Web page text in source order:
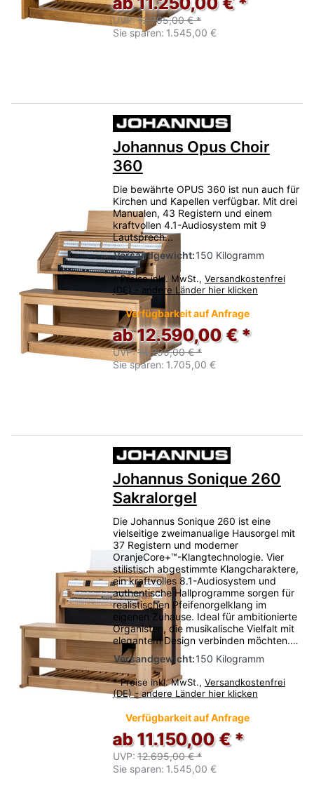
UVP:12.795,00 € *
Sie sparen: 1.545,00 €
Johannus Opus Choir
360
Die bewährte OPUS 360 ist nun auch für
Kirchen und Kapellen verfügbar. Mit drei
Manualen, 43 Registern und einem
kraftvollen 4.1-Audiosystem mit 9
Lautsprech...
Versandgewicht:150 Kilogramm
* Preise inkl. MwSt., Versandkostenfrei
(DE) - andere Länder hier klicken
Verfügbarkeit auf Anfrage
ab 12.590,00 € *
UVP:14.295,00 € *
Sie sparen: 1.705,00 €
Johannus Sonique 260
Sakralorgel
Die Johannus Sonique 260 ist eine
vielseitige zweimanualige Hausorgel mit
37 Registern und moderner
OranjeCore+™-Klangtechnologie. Vier
stilistisch abgestimmte Klangcharaktere,
ein kraftvolles 8.1-Audiosystem und
authentische Hallprogramme sorgen für
realistischen Pfeifenorgelklang im
eigenen Zuhause. Ideal für ambitionierte
Organisten, die musikalische Vielfalt mit
elegantem Design verbinden möchten.…
Versandgewicht:150 Kilogramm
* Preise inkl. MwSt., Versandkostenfrei
(DE) - andere Länder hier klicken
Verfügbarkeit auf Anfrage
ab 11.150,00 € *
UVP: 12.695,00 € *
Sie sparen: 1.545,00 €